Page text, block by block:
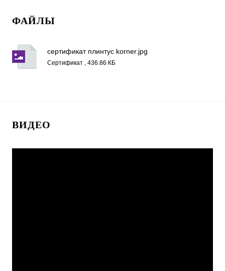
ФАЙЛЫ
сертификат плинтус korner.jpg
Сертификат , 436.86 КБ
ВИДЕО